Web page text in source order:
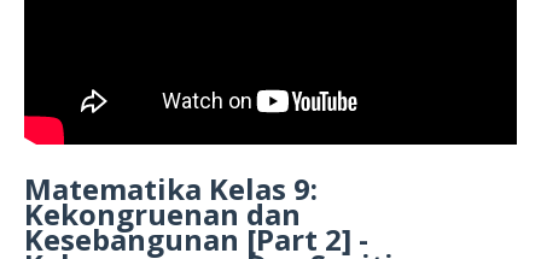
Matematika Kelas 9:
Kekongruenan dan
Kesebangunan [Part 2] -